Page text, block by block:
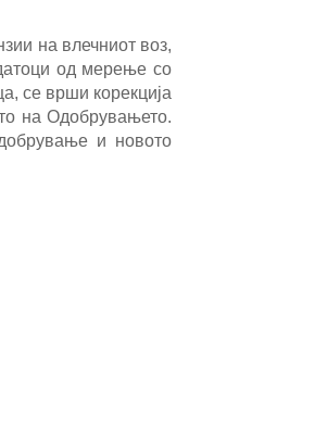
на влечниот воз,
од мерење со
се врши корекција
на Одобрувањето.
и новото